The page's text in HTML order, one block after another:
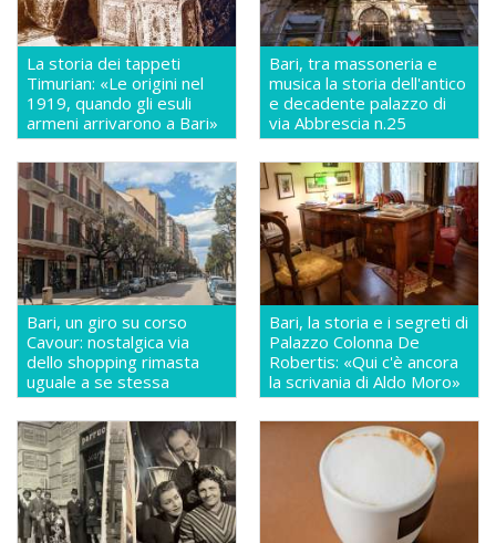
La storia dei tappeti
Timurian: «Le origini nel
1919, quando gli esuli
armeni arrivarono a Bari»
Bari, tra massoneria e
musica la storia dell'antico
e decadente palazzo di
via Abbrescia n.25
Bari, un giro su corso
Cavour: nostalgica via
dello shopping rimasta
uguale a se stessa
Bari, la storia e i segreti di
Palazzo Colonna De
Robertis: «Qui c'è ancora
la scrivania di Aldo Moro»